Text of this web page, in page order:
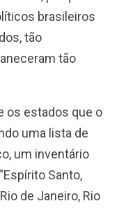
brasileiros
tão
tão
os estados que o
uma lista de
um inventário
Santo,
de Janeiro, Rio